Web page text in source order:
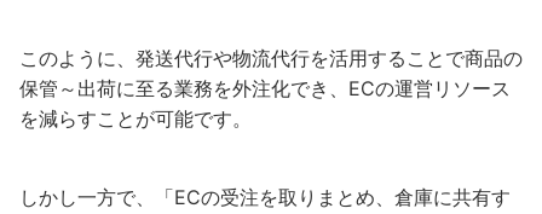
このように、発送代行や物流代行を活用することで商品の
保管～出荷に至る業務を外注化でき、ECの運営リソース
を減らすことが可能です。
しかし一方で、「ECの受注を取りまとめ、倉庫に共有す